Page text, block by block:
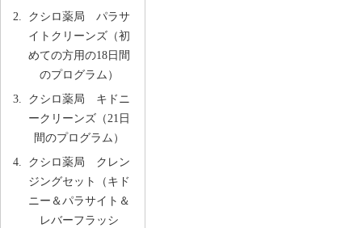
クシロ薬局 パラサ
イトクリーンズ（初
めての方用の18日間
のプログラム）
クシロ薬局 キドニ
ークリーンズ（21日
間のプログラム）
クシロ薬局 クレン
ジングセット（キド
ニー＆パラサイト＆
レバーフラッシ